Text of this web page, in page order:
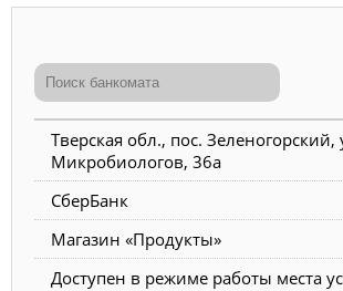
Тверская обл., пос. Зеленогорский,
Микробиологов, 36а
СберБанк
Магазин «Продукты»
Доступен в режиме работы места